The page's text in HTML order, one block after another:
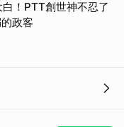
！PTT創世神不忍了
政客